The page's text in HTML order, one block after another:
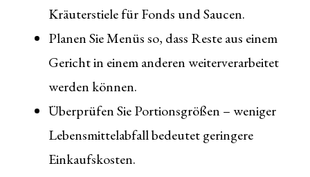
Kräuterstiele für Fonds und Saucen.
Planen Sie Menüs so, dass Reste aus einem
Gericht in einem anderen weiterverarbeitet
werden können.
Überprüfen Sie Portionsgrößen – weniger
Lebensmittelabfall bedeutet geringere
Einkaufskosten.